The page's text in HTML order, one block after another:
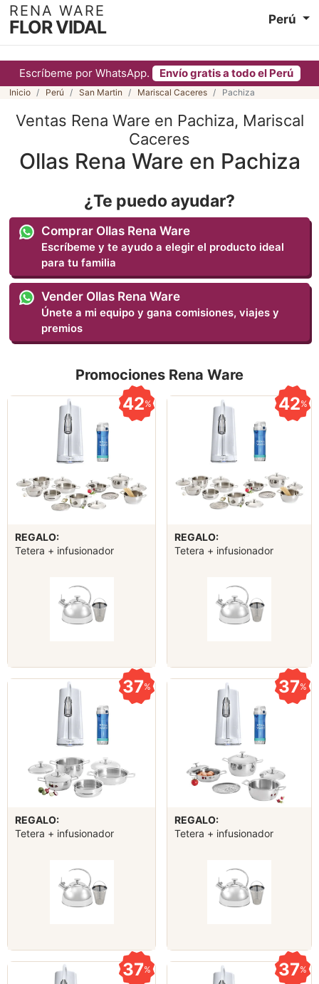
Escríbeme por WhatsApp. Envío gratis a todo el Perú
RENA WARE
FLOR VIDAL Perú
Inicio Perú San Martin Mariscal Caceres Pachiza
Ventas Rena Ware en Pachiza, Mariscal
Caceres
Ollas Rena Ware en Pachiza
¿Te puedo ayudar?
Comprar Ollas Rena Ware
Escríbeme y te ayudo a elegir el producto ideal
para tu familia
Vender Ollas Rena Ware
Únete a mi equipo y gana comisiones, viajes y
premios
Promociones Rena Ware
42%
REGALO:
Tetera + infusionador
42%
REGALO:
Tetera + infusionador
37%
REGALO:
Tetera + infusionador
37%
REGALO:
Tetera + infusionador
37% 37%